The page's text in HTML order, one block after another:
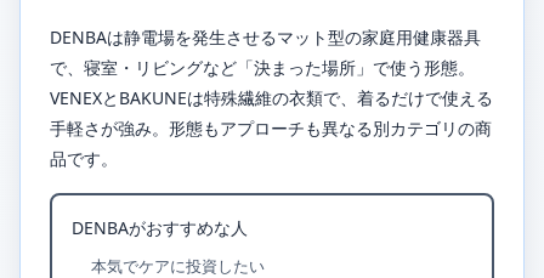
DENBAは静電場を発生させるマット型の家庭用健康器具
で、寝室・リビングなど「決まった場所」で使う形態。
VENEXとBAKUNEは特殊繊維の衣類で、着るだけで使える
手軽さが強み。形態もアプローチも異なる別カテゴリの商
品です。
DENBAがおすすめな人
本気でケアに投資したい